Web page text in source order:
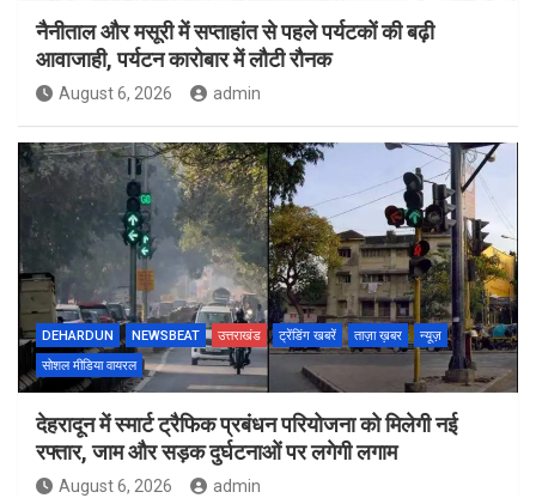
नैनीताल और मसूरी में सप्ताहांत से पहले पर्यटकों की बढ़ी
आवाजाही, पर्यटन कारोबार में लौटी रौनक
August 6, 2026 admin
DEHARDUN NEWSBEAT उत्तराखंड ट्रेंडिंग खबरें ताज़ा ख़बर
न्यूज़
सोशल मीडिया वायरल
देहरादून में स्मार्ट ट्रैफिक प्रबंधन परियोजना को मिलेगी नई
रफ्तार, जाम और सड़क दुर्घटनाओं पर लगेगी लगाम
August 6, 2026 admin